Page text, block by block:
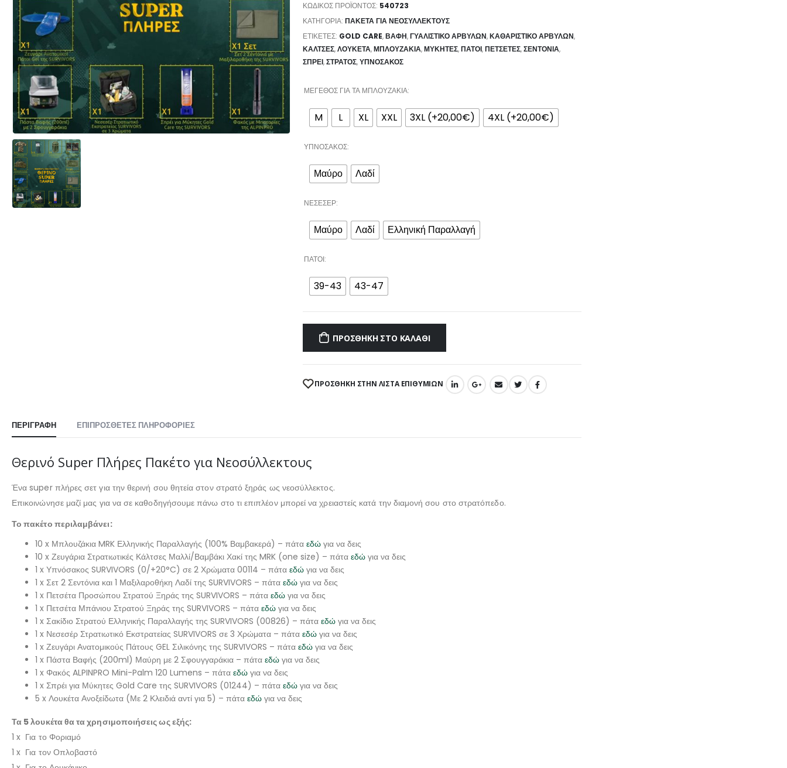
ΚΩΔΙΚΌΣ ΠΡΟΪΌΝΤΟΣ: 540723
ΚΑΤΗΓΟΡΊΑ: ΠΑΚΕΤΑ ΓΙΑ ΝΕΟΣΥΛΛΕΚΤΟΥΣ
ΕΤΙΚΈΤΕΣ: GOLD CARE,ΒΑΦΉ,ΓΥΑΛΙΣΤΙΚΌ ΑΡΒΎΛΩΝ,ΚΑΘΑΡΙΣΤΙΚΟ ΑΡΒΥΛΩΝ,
ΚΆΛΤΣΕΣ,ΛΟΥΚΕΤΑ,ΜΠΛΟΥΖΆΚΙΑ,ΜΥΚΗΤΕΣ,ΠΑΤΟΙ,ΠΕΤΣΕΤΕΣ,ΣΕΝΤΌΝΙΑ,
ΣΠΡΕΙ,ΣΤΡΑΤΟΣ,ΥΠΝΌΣΑΚΟΣ
ΜΈΓΕΘΟΣ ΓΙΑ ΤΑ ΜΠΛΟΥΖΆΚΙΑ
M L XL XXL 3XL (+20,00€) 4XL (+20,00€)
ΥΠΝΌΣΑΚΟΣ
Μαύρο Λαδί
ΝΕΣΕΣΈΡ
Μαύρο Λαδί Ελληνική Παραλλαγή
ΠΆΤΟΙ
39-43 43-47
ΠΡΟΣΘΉΚΗ ΣΤΟ ΚΑΛΆΘΙ
ΠΡΌΣΘΉΚΗ ΣΤΗΝ ΛΊΣΤΑ ΕΠΙΘΥΜΙΏΝ
ΠΕΡΙΓΡΑΦΉ ΕΠΙΠΡΌΣΘΕΤΕΣ ΠΛΗΡΟΦΟΡΊΕΣ
Θερινό Super Πλήρες Πακέτο για Νεοσύλλεκτους
Ένα super πλήρες σετ για την θερινή σου θητεία στον στρατό ξηράς ως νεοσύλλεκτος.
Επικοινώνησε μαζί μας για να σε καθοδηγήσουμε πάνω στο τι επιπλέον μπορεί να χρειαστείς κατά την διαμονή σου στο στρατόπεδο.
Το πακέτο περιλαμβάνει:
10 x Μπλουζάκια MRK Ελληνικής Παραλλαγής (100% Βαμβακερά) – πάτα εδώ για να δεις
10 x Ζευγάρια Στρατιωτικές Κάλτσες Μαλλί/Βαμβάκι Χακί της MRK (one size) – πάτα εδώ για να δεις
1 x Υπνόσακος SURVIVORS (0/+20°C) σε 2 Χρώματα 00114 – πάτα εδώ για να δεις
1 x Σετ 2 Σεντόνια και 1 Μαξιλαροθήκη Λαδί της SURVIVORS – πάτα εδώ για να δεις
1 x Πετσέτα Προσώπου Στρατού Ξηράς της SURVIVORS – πάτα εδώ για να δεις
1 x Πετσέτα Μπάνιου Στρατού Ξηράς της SURVIVORS – πάτα εδώ για να δεις
1 x Σακίδιο Στρατού Ελληνικής Παραλλαγής της SURVIVORS (00826) – πάτα εδώ για να δεις
1 x Νεσεσέρ Στρατιωτικό Εκστρατείας SURVIVORS σε 3 Χρώματα – πάτα εδώ για να δεις
1 x Ζευγάρι Ανατομικούς Πάτους GEL Σιλικόνης της SURVIVORS – πάτα εδώ για να δεις
1 x Πάστα Βαφής (200ml) Μαύρη με 2 Σφουγγαράκια – πάτα εδώ για να δεις
1 x Φακός ALPINPRO Mini-Palm 120 Lumens – πάτα εδώ για να δεις
1 x Σπρέι για Μύκητες Gold Care της SURVIVORS (01244) – πάτα εδώ για να δεις
5 x Λουκέτα Ανοξείδωτα (Με 2 Κλειδιά αντί για 5) – πάτα εδώ για να δεις
Τα 5 λουκέτα θα τα χρησιμοποιήσεις ως εξής:
1 x Για το Φοριαμό
1 x Για τον Οπλοβαστό